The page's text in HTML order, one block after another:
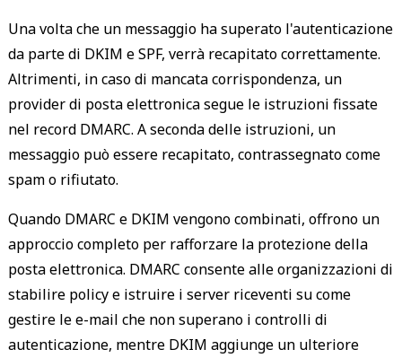
Una volta che un messaggio ha superato l'autenticazione
da parte di DKIM e SPF, verrà recapitato correttamente.
Altrimenti, in caso di mancata corrispondenza, un
provider di posta elettronica segue le istruzioni fissate
nel record DMARC. A seconda delle istruzioni, un
messaggio può essere recapitato, contrassegnato come
spam o rifiutato.
Quando DMARC e DKIM vengono combinati, offrono un
approccio completo per rafforzare la protezione della
posta elettronica. DMARC consente alle organizzazioni di
stabilire policy e istruire i server riceventi su come
gestire le e-mail che non superano i controlli di
autenticazione, mentre DKIM aggiunge un ulteriore